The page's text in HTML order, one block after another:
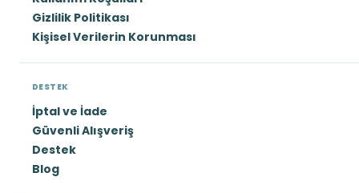
Gizlilik Politikası
Kişisel Verilerin Korunması
DESTEK
İptal ve İade
Güvenli Alışveriş
Destek
Blog